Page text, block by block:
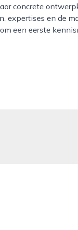
concrete
expertises en de
een eerste